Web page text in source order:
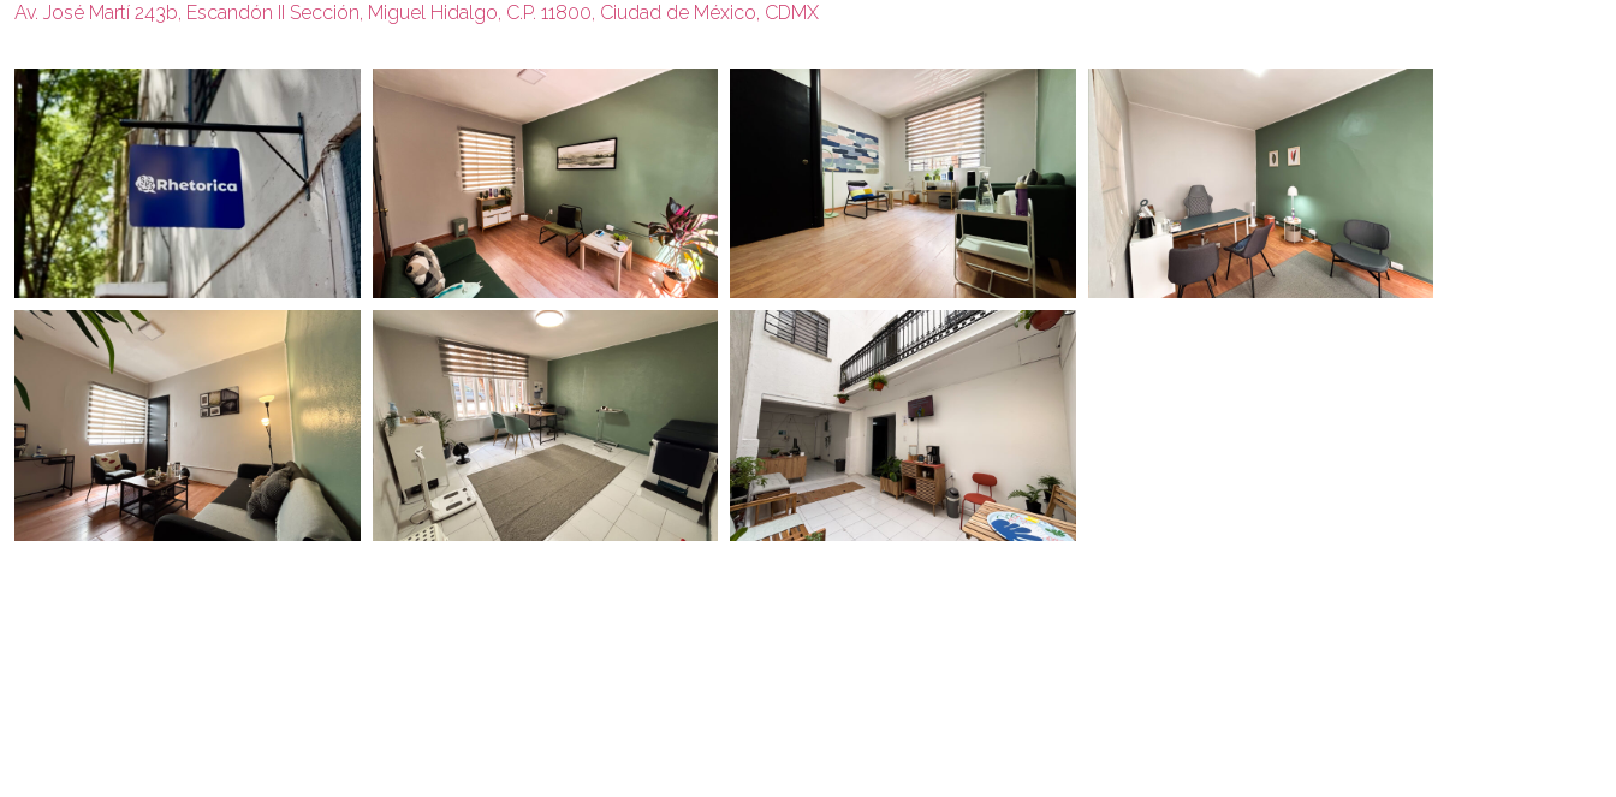
Av. José Martí 243b, Escandón II Sección, Miguel Hidalgo, C.P. 11800, Ciudad de México, CDMX